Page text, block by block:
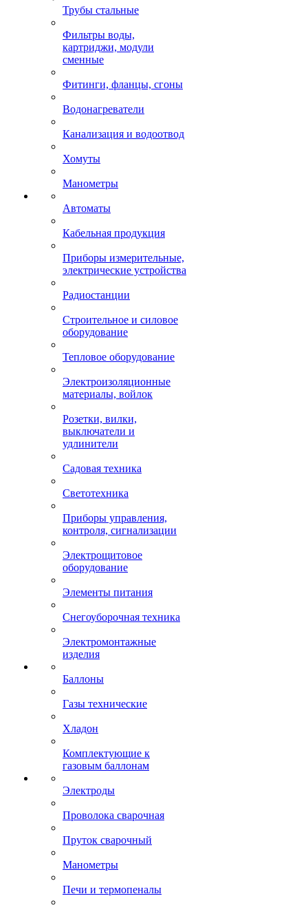
Трубы стальные
Фильтры воды,
картриджи, модули
сменные
Фитинги, фланцы, сгоны
Водонагреватели
Канализация и водоотвод
Хомуты
Манометры
Автоматы
Кабельная продукция
Приборы измерительные,
электрические устройства
Радиостанции
Строительное и силовое
оборудование
Тепловое оборудование
Электроизоляционные
материалы, войлок
Розетки, вилки,
выключатели и
удлинители
Садовая техника
Светотехника
Приборы управления,
контроля, сигнализации
Электрощитовое
оборудование
Элементы питания
Снегоуборочная техника
Электромонтажные
изделия
Баллоны
Газы технические
Хладон
Комплектующие к
газовым баллонам
Электроды
Проволока сварочная
Пруток сварочный
Манометры
Печи и термопеналы